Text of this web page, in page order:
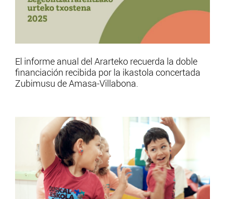
El informe anual del Ararteko recuerda la doble
financiación recibida por la ikastola concertada
Zubimusu de Amasa-Villabona.